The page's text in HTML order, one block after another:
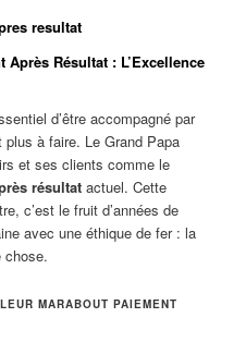
resultat
Résultat : L’Excellence
d’être accompagné par
plus à faire. Le Grand Papa
et ses clients comme le
résultat actuel. Cette
c’est le fruit d’années de
avec une éthique de fer : la
chose.
MARABOUT PAIEMENT